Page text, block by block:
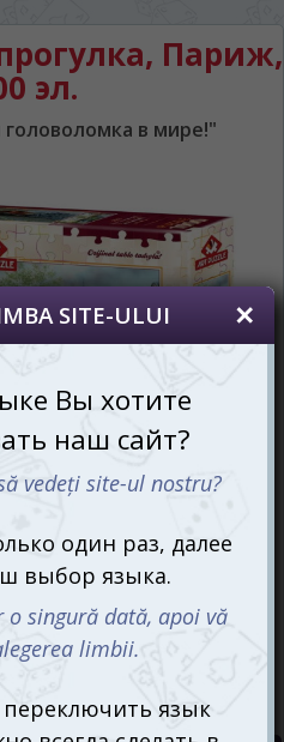
Париж,
эл.
в мире!"
nostru?
далее
в
puteți
sus